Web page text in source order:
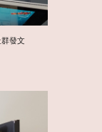
發文